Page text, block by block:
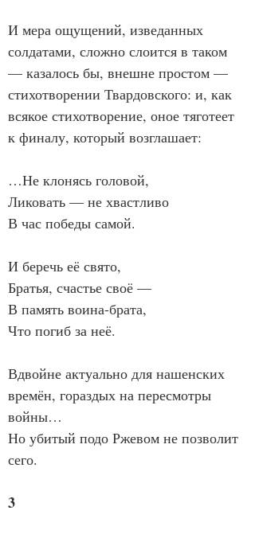
И мера ощущений, изведанных
солдатами, сложно слоится в таком
— казалось бы, внешне простом —
стихотворении Твардовского: и, как
всякое стихотворение, оное тяготеет
к финалу, который возглашает:
…Не клонясь головой,
Ликовать — не хвастливо
В час победы самой.
И беречь её свято,
Братья, счастье своё —
В память воина-брата,
Что погиб за неё.
Вдвойне актуально для нашенских
времён, гораздых на пересмотры
войны…
Но убитый подо Ржевом не позволит
сего.
3